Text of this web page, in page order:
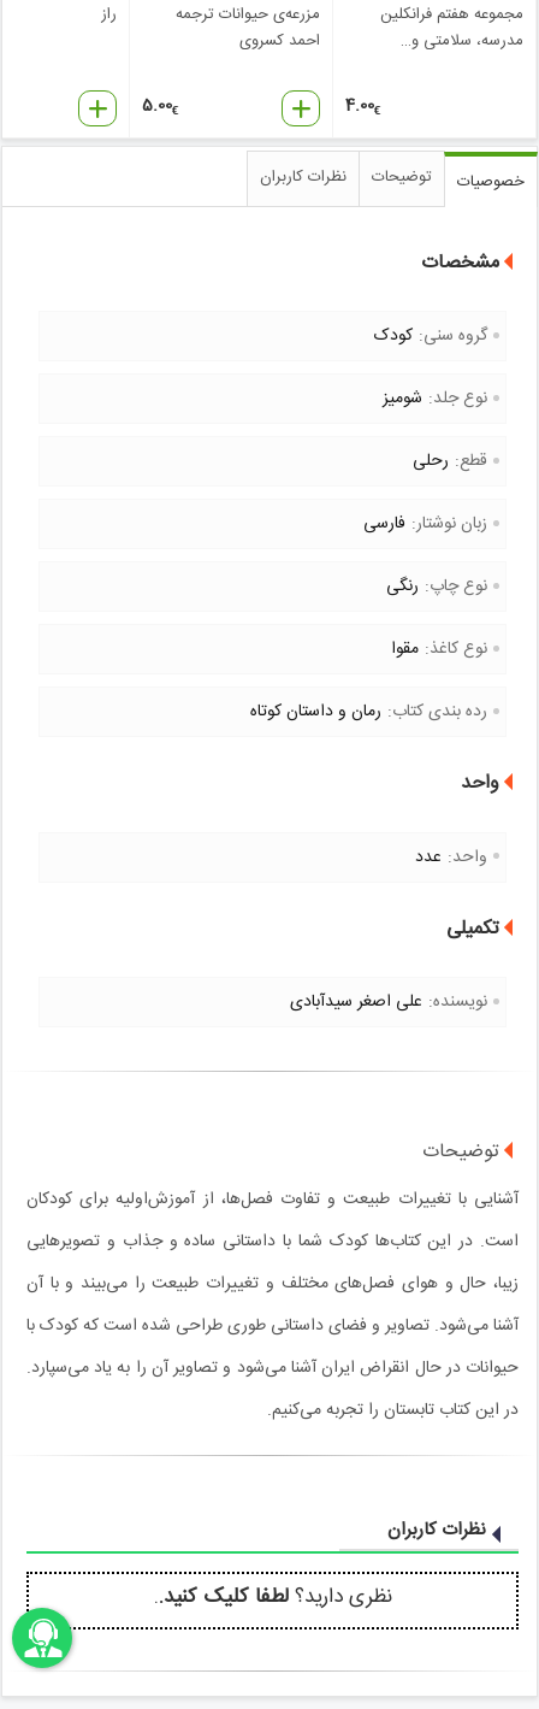
مجموعه هفتم فرانکلین
مدرسه، سلامتی و…
4.00€
مزرعه‌ی حیوانات ترجمه
احمد کسروی
5.00€
راز
خصوصیات توضیحات نظرات کاربران
مشخصات
گروه سنی: کودک
نوع جلد: شومیز
قطع: رحلی
زبان نوشتار: فارسی
نوع چاپ: رنگی
نوع کاغذ: مقوا
رده بندی کتاب: رمان و داستان کوتاه
واحد
واحد: عدد
تکمیلی
نویسنده: علی اصغر سیدآبادی
توضیحات
آشنایی با تغییرات طبیعت و تفاوت فصل‌ها، از آموزش‌اولیه برای کودکان
است. در این کتاب‌ها کودک شما با داستانی ساده و جذاب و تصویرهایی
زیبا، حال و هوای فصل‌های مختلف و تغییرات طبیعت را می‌بیند و با آن
آشنا می‌شود. تصاویر و فضای داستانی طوری طراحی شده است که کودک با
حیوانات در حال انقراض ایران آشنا می‌شود و تصاویر آن را به یاد می‌سپارد.
در این کتاب تابستان را تجربه می‌کنیم.
نظرات کاربران
نظری دارید؟لطفا کلیک کنید..